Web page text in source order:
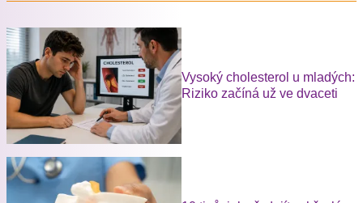
Vysoký cholesterol u mladých:
Riziko začíná už ve dvaceti